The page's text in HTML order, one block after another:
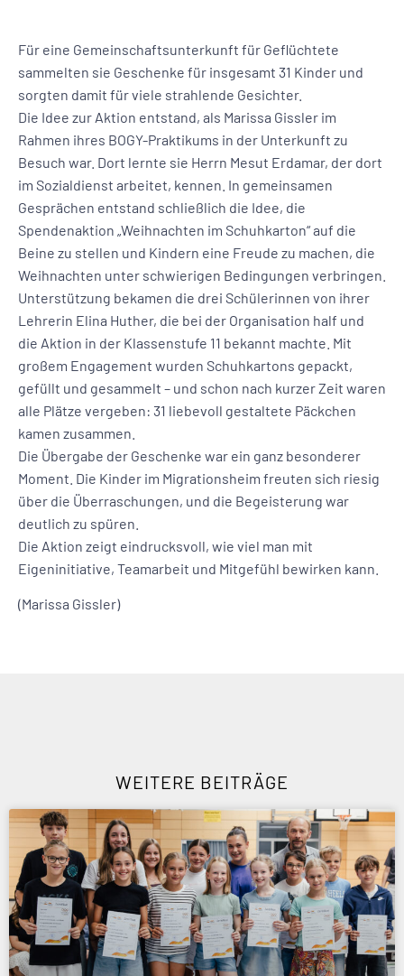
Für eine Gemeinschaftsunterkunft für Geflüchtete
sammelten sie Geschenke für insgesamt 31 Kinder und
sorgten damit für viele strahlende Gesichter.
Die Idee zur Aktion entstand, als Marissa Gissler im
Rahmen ihres BOGY-Praktikums in der Unterkunft zu
Besuch war. Dort lernte sie Herrn Mesut Erdamar, der dort
im Sozialdienst arbeitet, kennen. In gemeinsamen
Gesprächen entstand schließlich die Idee, die
Spendenaktion „Weihnachten im Schuhkarton“ auf die
Beine zu stellen und Kindern eine Freude zu machen, die
Weihnachten unter schwierigen Bedingungen verbringen.
Unterstützung bekamen die drei Schülerinnen von ihrer
Lehrerin Elina Huther, die bei der Organisation half und
die Aktion in der Klassenstufe 11 bekannt machte. Mit
großem Engagement wurden Schuhkartons gepackt,
gefüllt und gesammelt – und schon nach kurzer Zeit waren
alle Plätze vergeben: 31 liebevoll gestaltete Päckchen
kamen zusammen.
Die Übergabe der Geschenke war ein ganz besonderer
Moment. Die Kinder im Migrationsheim freuten sich riesig
über die Überraschungen, und die Begeisterung war
deutlich zu spüren.
Die Aktion zeigt eindrucksvoll, wie viel man mit
Eigeninitiative, Teamarbeit und Mitgefühl bewirken kann.
(Marissa Gissler)
WEITERE BEITRÄGE